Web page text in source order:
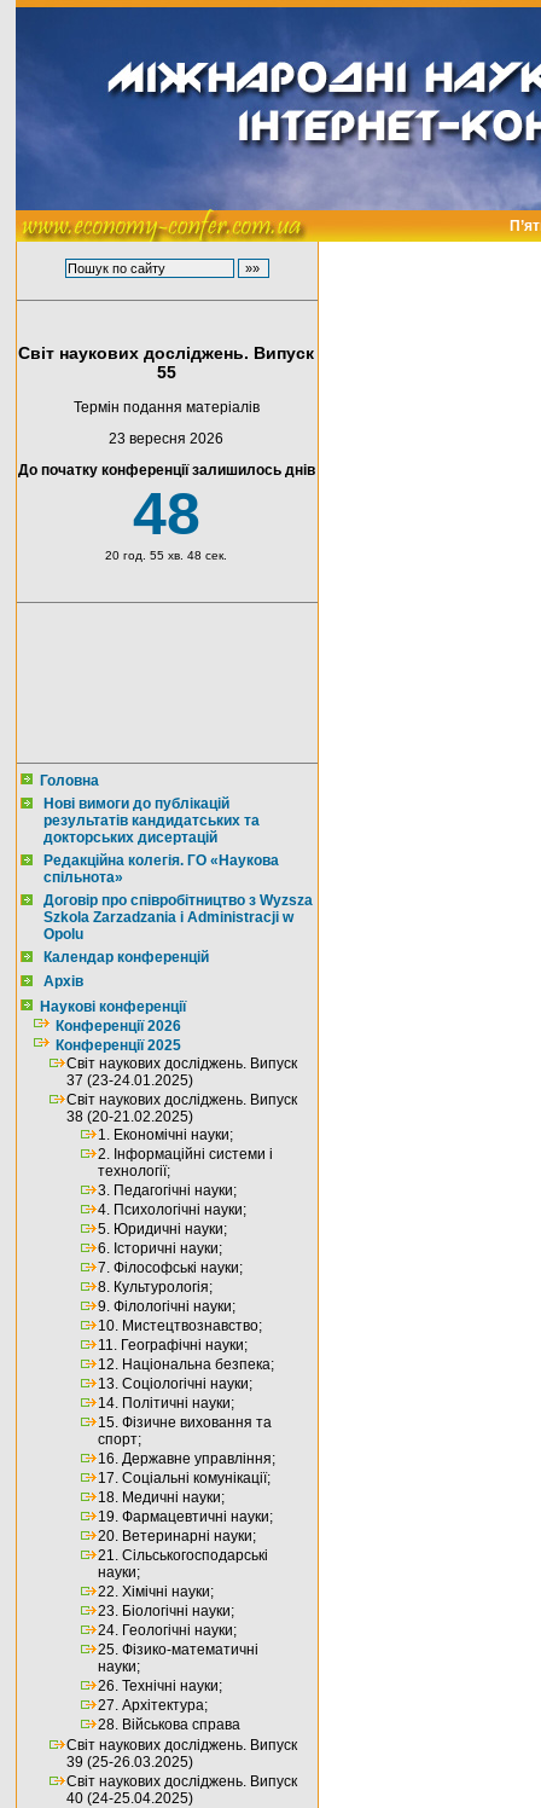
Світ наукових досліджень. Випуск
55
Термін подання матеріалів
23 вересня 2026
До початку конференції залишилось днів
48
20 год. 55 хв. 47 сек.
Головна
Нові вимоги до публікацій
результатів кандидатських та
докторських дисертацій
Редакційна колегія. ГО «Наукова
спільнота»
Договір про співробітництво з Wyzsza
Szkola Zarzadzania i Administracji w
Opolu
Календар конференцій
Архів
Наукові конференції
Конференції 2026
Конференції 2025
Світ наукових досліджень. Випуск
37 (23-24.01.2025)
Світ наукових досліджень. Випуск
38 (20-21.02.2025)
1. Економічні науки;
2. Інформаційні системи і
технології;
3. Педагогічні науки;
4. Психологічні науки;
5. Юридичні науки;
6. Історичні науки;
7. Філософські науки;
8. Культурологія;
9. Філологічні науки;
10. Мистецтвознавство;
11. Географічні науки;
12. Національна безпека;
13. Соціологічні науки;
14. Політичні науки;
15. Фізичне виховання та
спорт;
16. Державне управління;
17. Соціальні комунікації;
18. Медичні науки;
19. Фармацевтичні науки;
20. Ветеринарні науки;
21. Сільськогосподарські
науки;
22. Хімічні науки;
23. Біологічні науки;
24. Геологічні науки;
25. Фізико-математичні
науки;
26. Технічні науки;
27. Архітектура;
28. Військова справа
Світ наукових досліджень. Випуск
39 (25-26.03.2025)
Світ наукових досліджень. Випуск
40 (24-25.04.2025)